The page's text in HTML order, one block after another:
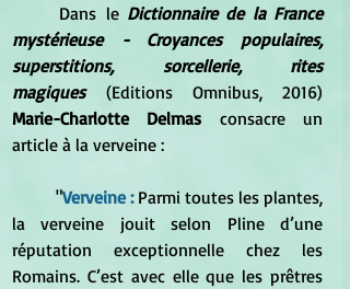
Dans le Dictionnaire de la France
mystérieuse - Croyances populaires,
superstitions, sorcellerie, rites
magiques
Marie-Charlotte Delmas consacre un
article à la verveine :
	"
Verveine : Parmi toutes les plantes,
la verveine jouit selon Pline d’une
réputation exceptionnelle chez les
Romains. C’est avec elle que les prêtres